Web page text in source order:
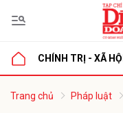
CHÍNH TRỊ - XÃ HỘI
Trang chủ Pháp luật
luận